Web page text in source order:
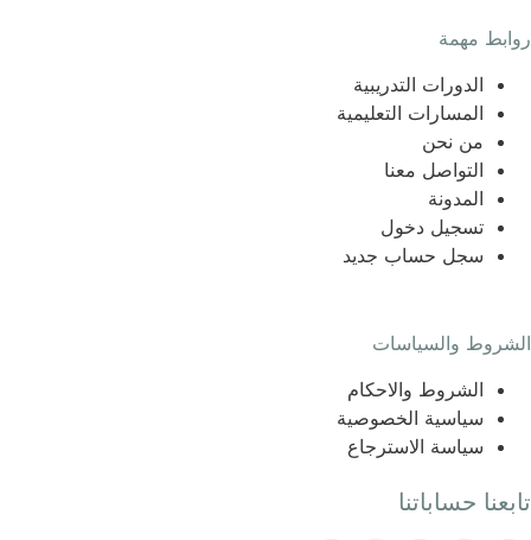
روابط مهمة
الدورات التدريبية
المسارات التعليمية
من نحن
التواصل معنا
المدونة
تسجيل دخول
سجل حساب جديد
الشروط والسياسات
الشروط والاحكام
سياسية الخصوصية
سياسة الاسترجاع
تابعنا حساباتنا